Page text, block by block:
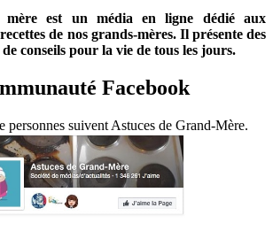
mère est un média en ligne dédié aux
de nos grands-mères. Il présente des
conseils pour la vie de tous les jours.
Facebook
personnes suivent Astuces de Grand-Mère.